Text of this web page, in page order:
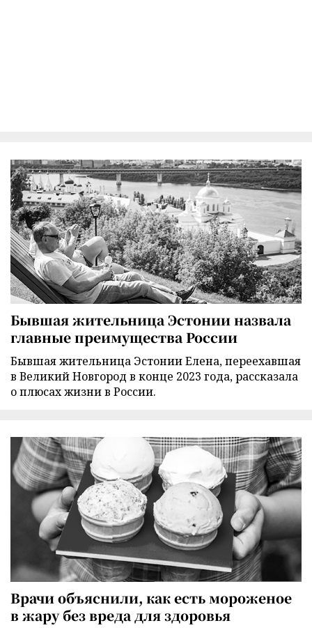
Бывшая жительница Эстонии назвала
главные преимущества России
Бывшая жительница Эстонии Елена, переехавшая
в Великий Новгород в конце 2023 года, рассказала
о плюсах жизни в России.
Врачи объяснили, как есть мороженое
в жару без вреда для здоровья